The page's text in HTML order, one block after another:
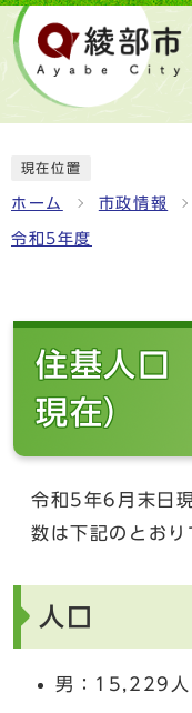
現在位置
ホーム 市政情報
令和5年度
住基人口
現在）
令和5年6月末日
数は下記のとおり
人口
男：15,229人